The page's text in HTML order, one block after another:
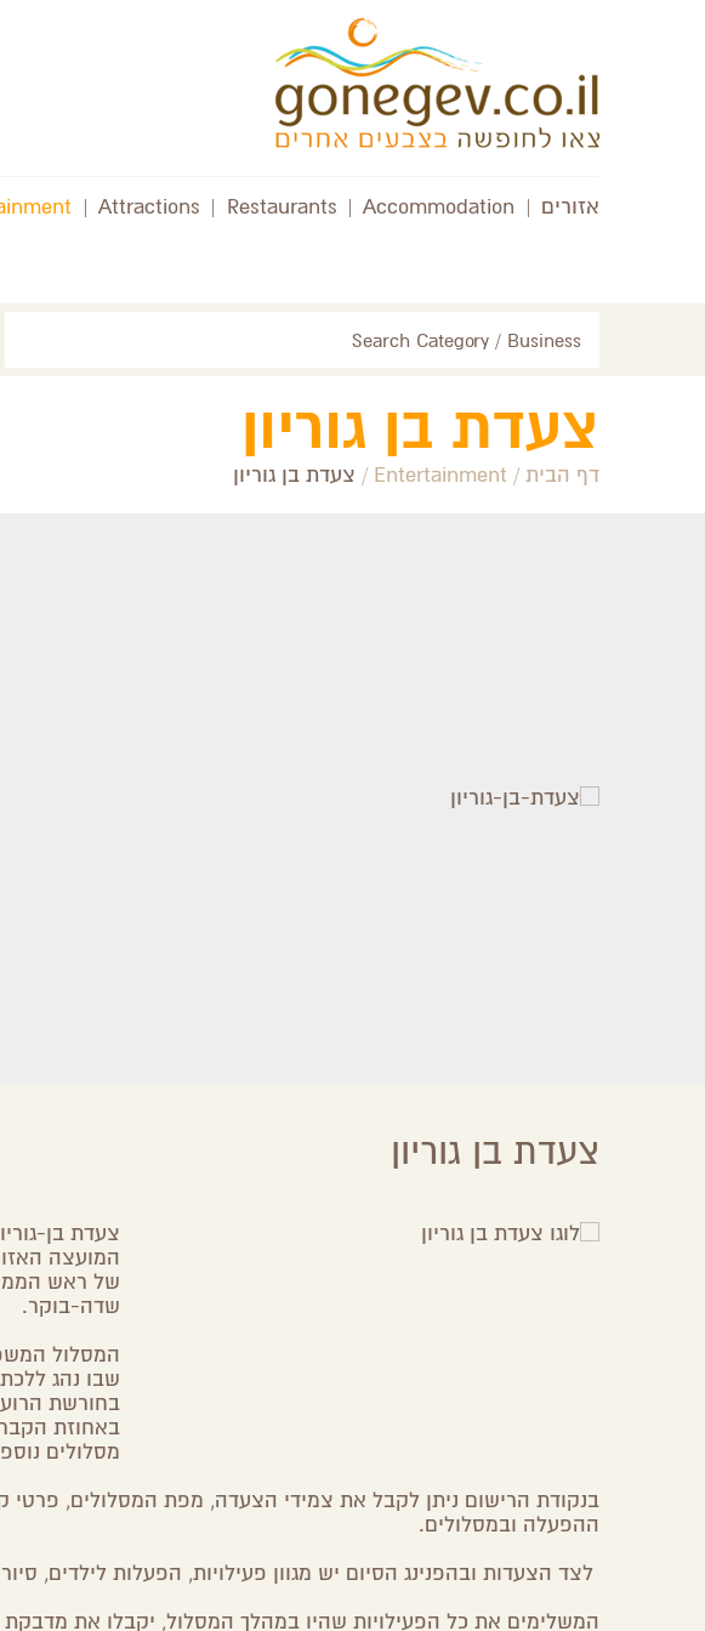
אזורים |
Accommodation
|
Restaurants
|
Attractions
|
Search Category / Business
צעדת בן גוריון
דף הבית /
Entertainment
/ צעדת בן גוריון
צעדת בן גוריון
Share
Share
Share
המועצה
של ראש
שדה-בוקר.
שבו נהג
בחורשת
באחוזת הקבר
מסלולים נוספים
בנקודת הרישום ניתן לקבל את צמידי הצעדה, מפת המסלולים,
ההפעלה ובמסלולים.
לצד הצעדות ובהפנינג הסיום יש מגוון פעילויות, הפעלות לילדים,
המשלימים את כל הפעילויות שהיו במהלך המסלול, יקבלו את